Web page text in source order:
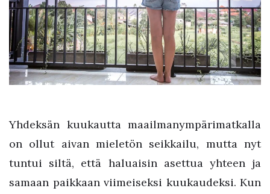
Yhdeksän kuukautta maailmanympärimatkalla
on ollut aivan mieletön seikkailu, mutta nyt
tuntui siltä, että haluaisin asettua yhteen ja
samaan paikkaan viimeiseksi kuukaudeksi. Kun